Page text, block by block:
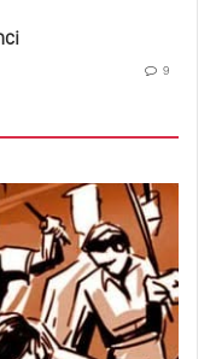
Vùng Viễn Đông Của
Diệt Chủng Kinh
Trình Tới Sự Sụp Đổ
9